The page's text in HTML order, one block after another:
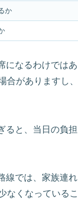
か
になるわけではあ
合がありますし、
ると、当日の負担
線では、家族連れ
なくなっているこ